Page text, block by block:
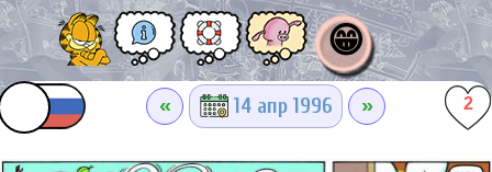
😁
« 14 апр 1996 » 2